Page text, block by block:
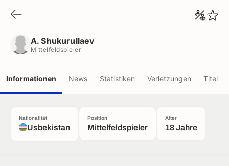
A. Shukurullaev
Mittelfeldspieler
Informationen News Statistiken Verletzungen Titel
Nationalität
Usbekistan
Position
Mittelfeldspieler
Alter
18 Jahre